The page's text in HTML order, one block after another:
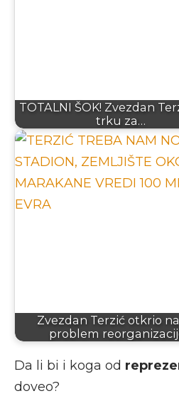
TOTALNI ŠOK! Zvezdan
trku za…
Zvezdan Terzić otkrio
problem
Da li bi i koga od
doveo?